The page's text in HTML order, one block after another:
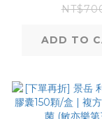
配合低溫
ADD TO